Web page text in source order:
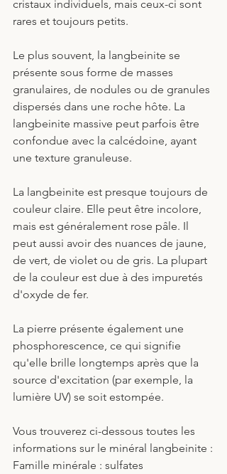
cristaux individuels, mais ceux-ci sont
rares et toujours petits.
Le plus souvent, la langbeinite se
présente sous forme de masses
granulaires, de nodules ou de granules
dispersés dans une roche hôte. La
langbeinite massive peut parfois être
confondue avec la calcédoine, ayant
une texture granuleuse.
La langbeinite est presque toujours de
couleur claire. Elle peut être incolore,
mais est généralement rose pâle. Il
peut aussi avoir des nuances de jaune,
de vert, de violet ou de gris. La plupart
de la couleur est due à des impuretés
d'oxyde de fer.
La pierre présente également une
phosphorescence, ce qui signifie
qu'elle brille longtemps après que la
source d'excitation (par exemple, la
lumière UV) se soit estompée.
Vous trouverez ci-dessous toutes les
informations sur le minéral langbeinite :
Famille minérale : sulfates